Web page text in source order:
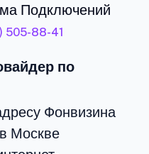
Подключений
505-88-41
по
Фонвизина
Москве